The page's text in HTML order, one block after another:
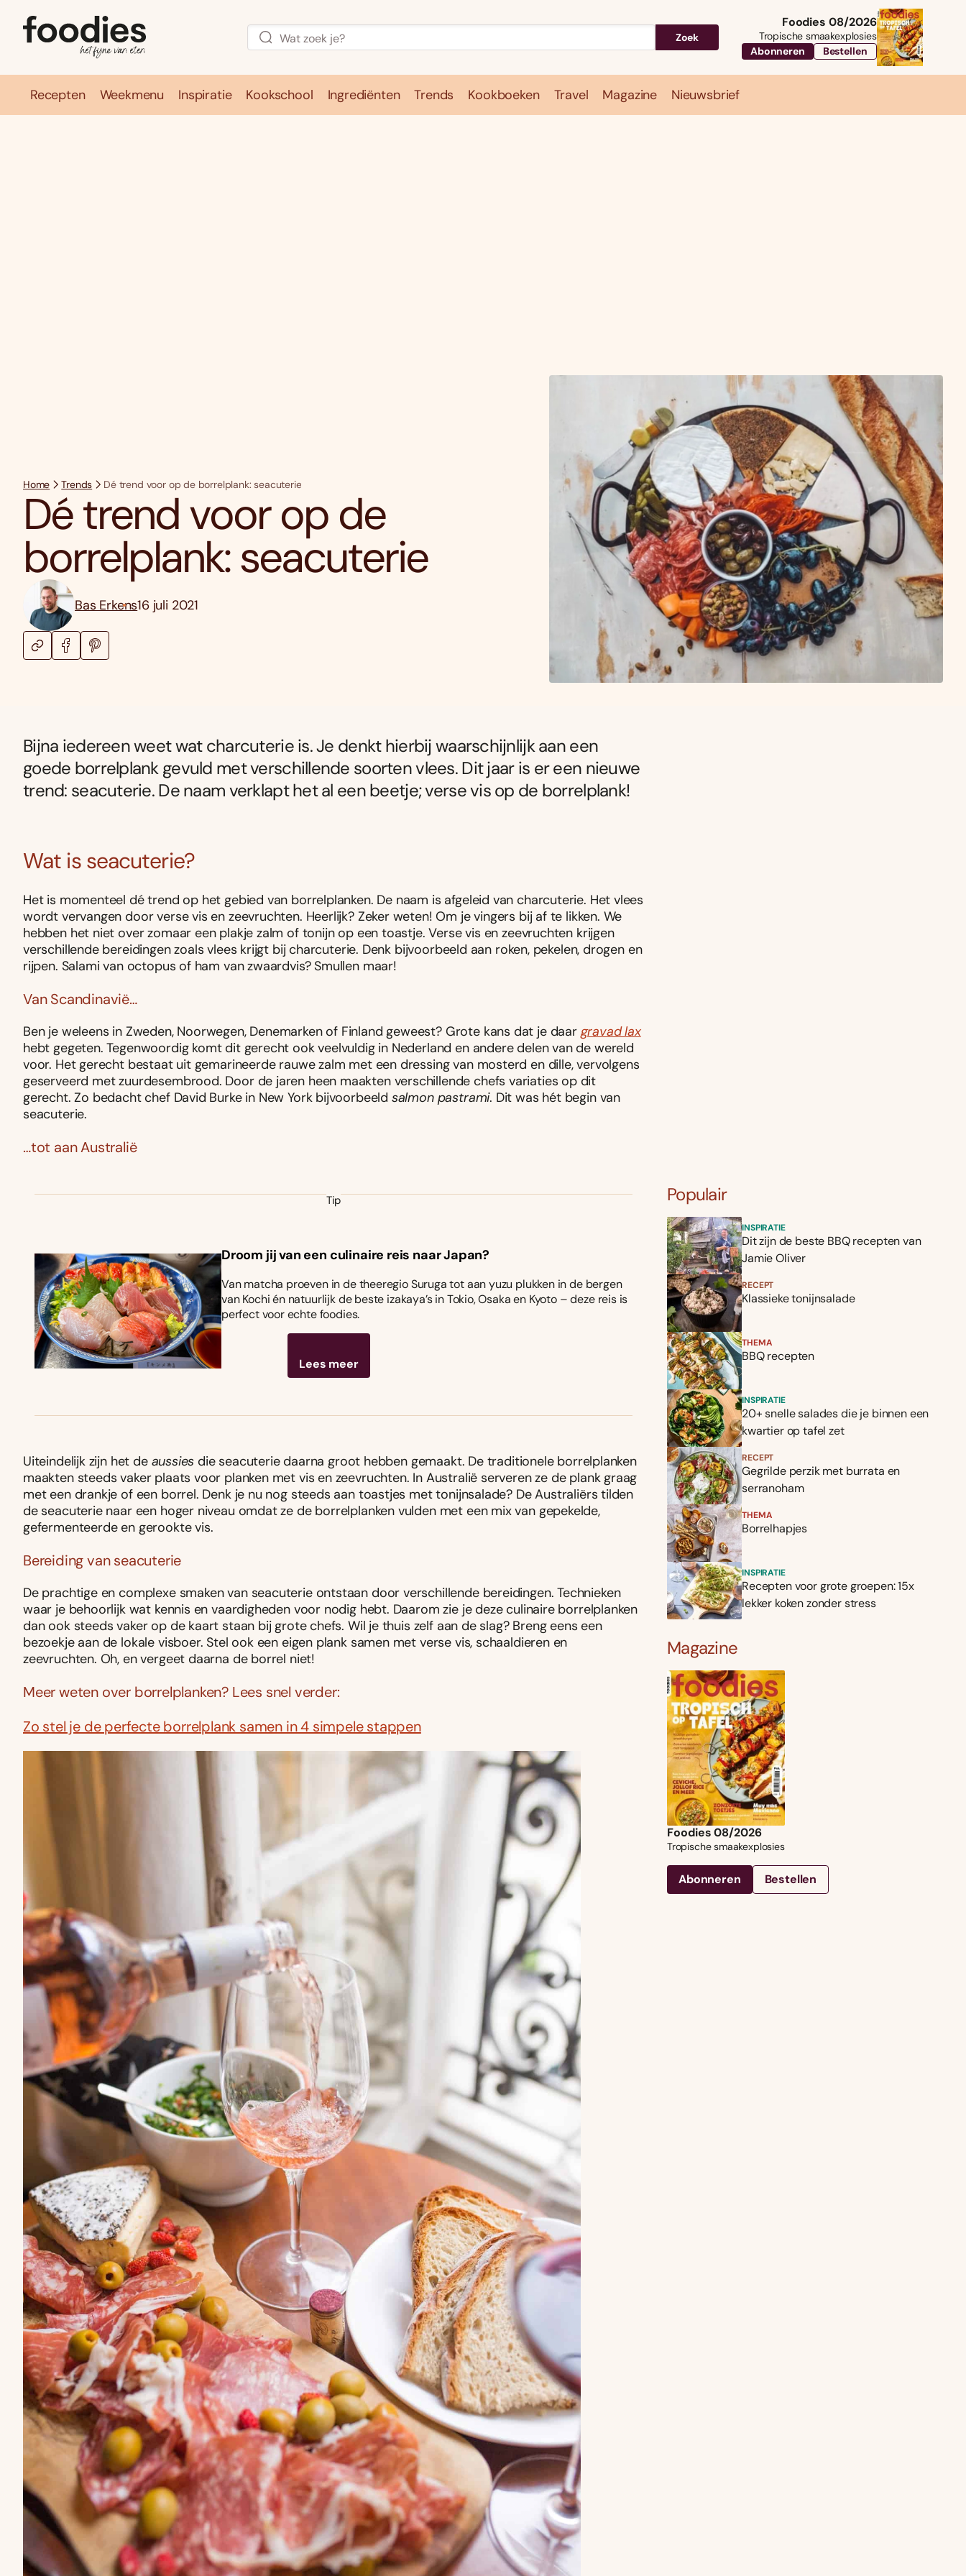
Zoek
Foodies 08/2026
Tropische smaakexplosies
Abonneren
Bestellen
Recepten Weekmenu Inspiratie Kookschool Ingrediënten Trends Kookboeken Travel Magazine Nieuwsbrief
Home Trends Dé trend voor op de borrelplank: seacuterie
Dé trend voor op de
borrelplank: seacuterie
Bas Erkens16 juli 2021
Bijna iedereen weet wat charcuterie is. Je denkt hierbij waarschijnlijk aan een
goede borrelplank gevuld met verschillende soorten vlees. Dit jaar is er een nieuwe
trend: seacuterie. De naam verklapt het al een beetje; verse vis op de borrelplank!
Wat is seacuterie?
Het is momenteel dé trend op het gebied van borrelplanken. De naam is afgeleid van charcuterie. Het vlees
wordt vervangen door verse vis en zeevruchten. Heerlijk? Zeker weten! Om je vingers bij af te likken. We
hebben het niet over zomaar een plakje zalm of tonijn op een toastje. Verse vis en zeevruchten krijgen
verschillende bereidingen zoals vlees krijgt bij charcuterie. Denk bijvoorbeeld aan roken, pekelen, drogen en
rijpen. Salami van octopus of ham van zwaardvis? Smullen maar!
Van Scandinavië…
Ben je weleens in Zweden, Noorwegen, Denemarken of Finland geweest? Grote kans dat je daargravad lax
hebt gegeten. Tegenwoordig komt dit gerecht ook veelvuldig in Nederland en andere delen van de wereld
voor. Het gerecht bestaat uit gemarineerde rauwe zalm met een dressing van mosterd en dille, vervolgens
geserveerd met zuurdesembrood. Door de jaren heen maakten verschillende chefs variaties op dit
gerecht. Zo bedacht chef David Burke in New York bijvoorbeeld salmon pastrami. Dit was hét begin van
seacuterie.
…tot aan Australië
Tip
Droom jij van een culinaire reis naar Japan?
Van matcha proeven in de theeregio Suruga tot aan yuzu plukken in de bergen
van Kochi én natuurlijk de beste izakaya’s in Tokio, Osaka en Kyoto – deze reis is
perfect voor echte foodies.
Lees meer
Uiteindelijk zijn het de aussies die seacuterie daarna groot hebben gemaakt. De traditionele borrelplanken
maakten steeds vaker plaats voor planken met vis en zeevruchten. In Australië serveren ze de plank graag
met een drankje of een borrel. Denk je nu nog steeds aan toastjes met tonijnsalade? De Australiërs tilden
de seacuterie naar een hoger niveau omdat ze de borrelplanken vulden met een mix van gepekelde,
gefermenteerde en gerookte vis.
Bereiding van seacuterie
De prachtige en complexe smaken van seacuterie ontstaan door verschillende bereidingen. Technieken
waar je behoorlijk wat kennis en vaardigheden voor nodig hebt. Daarom zie je deze culinaire borrelplanken
dan ook steeds vaker op de kaart staan bij grote chefs. Wil je thuis zelf aan de slag? Breng eens een
bezoekje aan de lokale visboer. Stel ook een eigen plank samen met verse vis, schaaldieren en
zeevruchten. Oh, en vergeet daarna de borrel niet!
Meer weten over borrelplanken? Lees snel verder:
Zo stel je de perfecte borrelplank samen in 4 simpele stappen
Populair
INSPIRATIE
Dit zijn de beste BBQ recepten van
Jamie Oliver
RECEPT
Klassieke tonijnsalade
THEMA
BBQ recepten
INSPIRATIE
20+ snelle salades die je binnen een
kwartier op tafel zet
RECEPT
Gegrilde perzik met burrata en
serranoham
THEMA
Borrelhapjes
INSPIRATIE
Recepten voor grote groepen: 15x
lekker koken zonder stress
Magazine
Foodies 08/2026
Tropische smaakexplosies
Abonneren Bestellen